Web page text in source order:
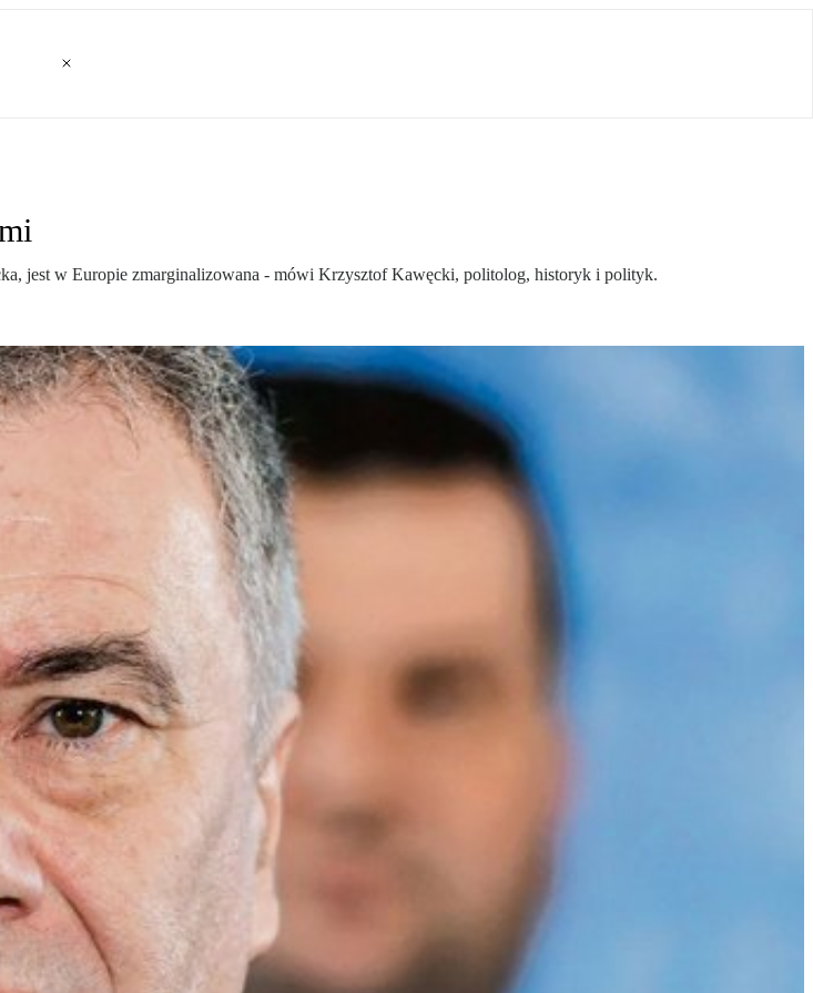
jest w Europie zmarginalizowana - mówi Krzysztof Kawęcki, politolog, historyk i polityk.